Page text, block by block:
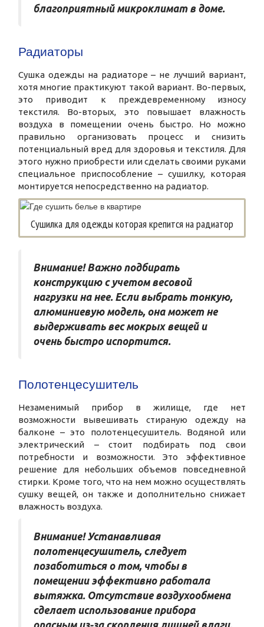
благоприятный микроклимат в доме.
Радиаторы
Сушка одежды на радиаторе – не лучший вариант,
хотя многие практикуют такой вариант. Во-первых,
это приводит к преждевременному износу
текстиля. Во-вторых, это повышает влажность
воздуха в помещении очень быстро. Но можно
правильно организовать процесс и снизить
потенциальный вред для здоровья и текстиля. Для
этого нужно приобрести или сделать своими руками
специальное приспособление – сушилку, которая
монтируется непосредственно на радиатор.
Сушилка для одежды которая крепится на радиатор
Внимание! Важно подбирать
конструкцию с учетом весовой
нагрузки на нее. Если выбрать тонкую,
алюминиевую модель, она может не
выдерживать вес мокрых вещей и
очень быстро испортится.
Полотенцесушитель
Незаменимый прибор в жилище, где нет
возможности вывешивать стираную одежду на
балконе – это полотенцесушитель. Водяной или
электрический – стоит подбирать под свои
потребности и возможности. Это эффективное
решение для небольших объемов повседневной
стирки. Кроме того, что на нем можно осуществлять
сушку вещей, он также и дополнительно снижает
влажность воздуха.
Внимание! Устанавливая
полотенцесушитель, следует
позаботиться о том, чтобы в
помещении эффективно работала
вытяжка. Отсутствие воздухообмена
сделает использование прибора